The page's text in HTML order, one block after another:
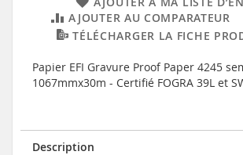
AJOUTER AU COMPARATEUR
TÉLÉCHARGER LA FICHE
Papier EFI Gravure Proof Paper 4245
1067mmx30m - Certifié FOGRA 39L et
Description